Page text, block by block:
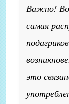
Важно!
самая
это